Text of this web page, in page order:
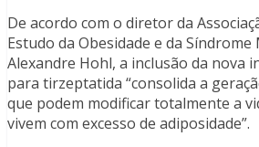
De acordo com o diretor da
Estudo da Obesidade e da
Alexandre Hohl, a inclusão da nova
para tirzeptatida “consolida a
que podem modificar totalmente a
vivem com excesso de adiposidade”.